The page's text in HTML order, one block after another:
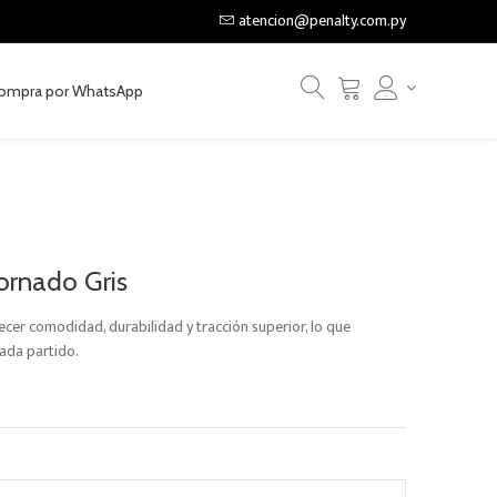
atencion@penalty.com.py
por WhatsApp
Gris
comodidad, durabilidad y tracción superior, lo que
partido.